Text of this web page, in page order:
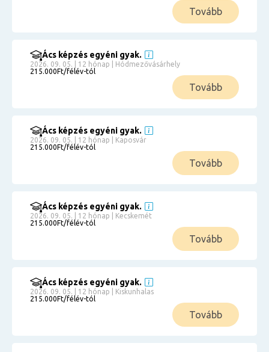
Tovább
Ács képzés egyéni gyak.
2026. 09. 05. | 12 hónap | Hódmezővásárhely
215.000Ft/félév-tól
Tovább
Ács képzés egyéni gyak.
2026. 09. 05. | 12 hónap | Kaposvár
215.000Ft/félév-tól
Tovább
Ács képzés egyéni gyak.
2026. 09. 05. | 12 hónap | Kecskemét
215.000Ft/félév-tól
Tovább
Ács képzés egyéni gyak.
2026. 09. 05. | 12 hónap | Kiskunhalas
215.000Ft/félév-tól
Tovább